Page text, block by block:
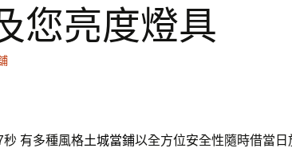
您亮度燈具
秒 有多種風格土城當鋪以全方位安全性隨時借當日